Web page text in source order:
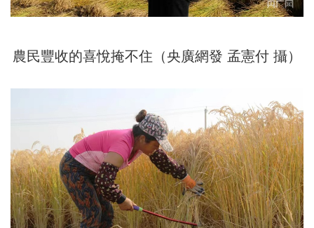
農民豐收的喜悅掩不住（央廣網發 孟憲付 攝）